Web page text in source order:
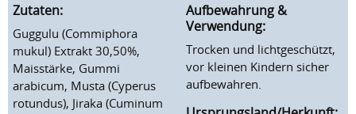
Zutaten:
Guggulu (Commiphora
mukul) Extrakt 30,50%,
Maisstärke, Gummi
arabicum, Musta (Cyperus
rotundus), Jiraka (Cuminum
Aufbewahrung &
Verwendung:
Trocken und lichtgeschützt,
vor kleinen Kindern sicher
aufbewahren.